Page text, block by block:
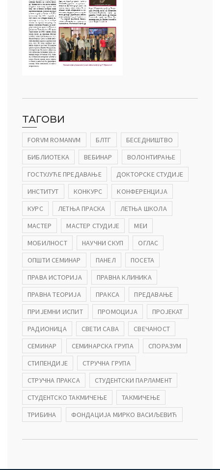
ТАГОВИ
FORVM ROMANVM БЛТГ
БЕСЕДНИШТВО
БИБЛИОТЕКА
ВЕБИНАР
ВОЛОНТИРАЊЕ
ГОСТУЈУЋЕ ПРЕДАВАЊЕ
ДОКТОРСКЕ СТУДИЈЕ
ИНСТИТУТ
КОНКУРС
КОНФЕРЕНЦИЈА
КУРС
ЛЕТЊА ПРАСКА
ЛЕТЊА ШКОЛА
МАСТЕР
МАСТЕР СТУДИЈЕ
МЕИ
МОБИЛНОСТ
НАУЧНИ СКУП
ОГЛАС
ОПШТИ СЕМИНАР
ПАНЕЛ
ПОСЕТА
ПРАВА ИСТОРИЈА
ПРАВНА КЛИНИКА
ПРАВНА ТЕОРИЈА
ПРАКСА
ПРЕДАВАЊЕ
ПРИЈЕМНИ ИСПИТ
ПРОМОЦИЈА
ПРОЈЕКАТ
РАДИОНИЦА
СВЕТИ САВА
СВЕЧАНОСТ
СЕМИНАР
СЕМИНАРСКА ГРУПА
СПОРАЗУМ
СТИПЕНДИЈЕ
СТРУЧНА ГРУПА
СТРУЧНА ПРАКСА
СТУДЕНТСКИ ПАРЛАМЕНТ
СТУДЕНТСКО ТАКМИЧЕЊЕ
ТАКМИЧЕЊЕ
ТРИБИНА
ФОНДАЦИЈА МИРКО ВАСИЉЕВИЋ